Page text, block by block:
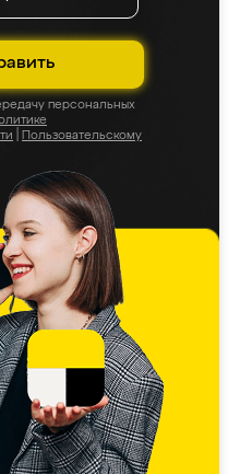
персональных
Пользовательскому